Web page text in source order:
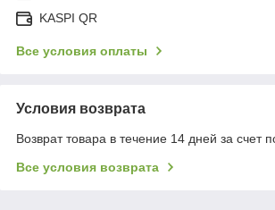
KASPI QR
Все условия оплаты
Условия возврата
Возврат товара в течение 14 дней за счет
Все условия возврата